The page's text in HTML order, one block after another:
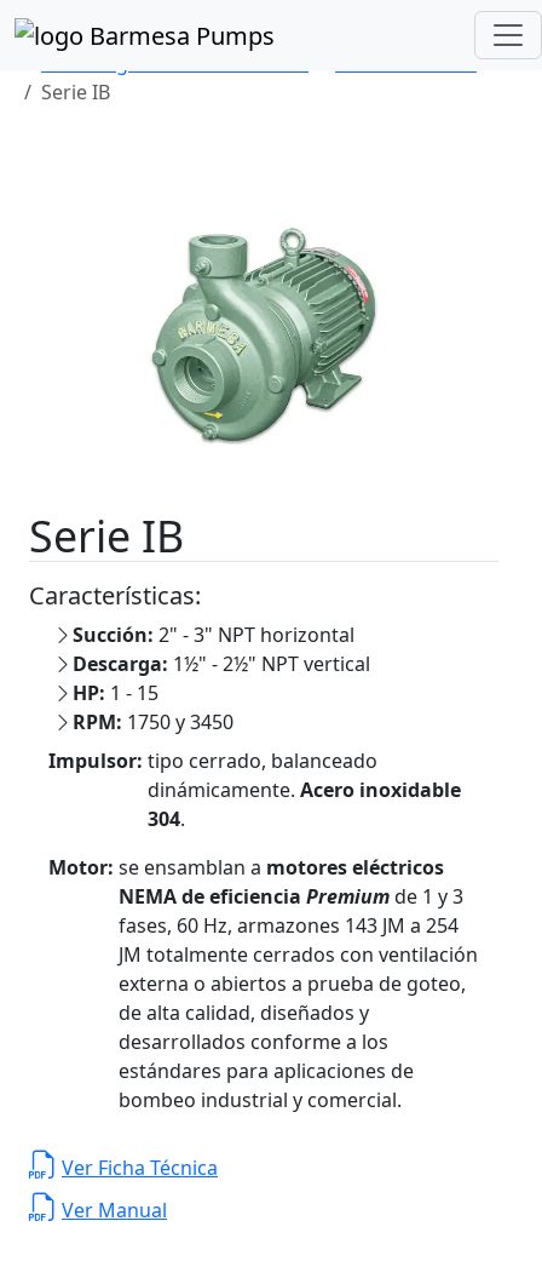
Inicio
Catálogo de Productos
Motor Eléctrico
Serie IB
Previous
Serie IB
Características:
Succión: 2" - 3" NPT horizontal
Descarga: 1½" - 2½" NPT vertical
HP: 1 - 15
RPM: 1750 y 3450
Impulsor: tipo cerrado, balanceado
dinámicamente. Acero inoxidable
304.
Motor: se ensamblan a motores eléctricos
NEMA de eficiencia Premiumde 1 y 3
fases, 60 Hz, armazones 143 JM a 254
JM totalmente cerrados con ventilación
externa o abiertos a prueba de goteo,
de alta calidad, diseñados y
desarrollados conforme a los
estándares para aplicaciones de
bombeo industrial y comercial.
Ver Ficha Técnica
Ver Manual